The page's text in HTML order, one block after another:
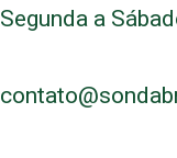
Segunda a